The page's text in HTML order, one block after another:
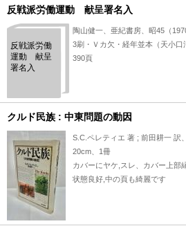
反戦派労働運動 献呈署名入
反戦派労働
運動 献呈
署名入
陶山健一、亜紀書房、昭45（
3刷・Ｖカ欠・経年並本（天小
390頁
クルド民族 : 中東問題の動因
S.C.ペレティエ 著 ; 前田耕一 訳
20cm、1冊
カバーにヤケ,スレ、カバー上部
状態良好,中の頁も綺麗です